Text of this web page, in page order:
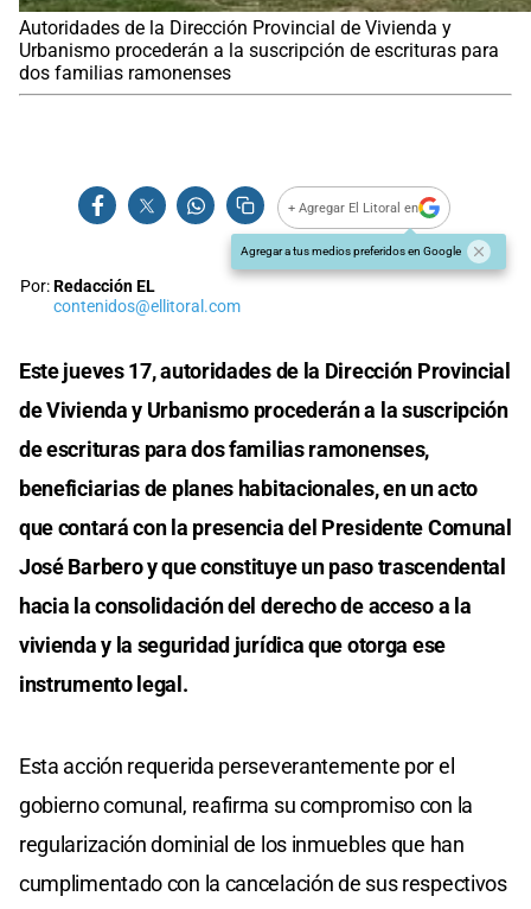
Autoridades de la Dirección Provincial de Vivienda y
Urbanismo procederán a la suscripción de escrituras para
dos familias ramonenses
+ Agregar El Litoral en
Agregar a tus medios preferidos en Google
Por:Redacción EL
contenidos@ellitoral.com
Este jueves 17, autoridades de la Dirección Provincial
de Vivienda y Urbanismo procederán a la suscripción
de escrituras para dos familias ramonenses,
beneficiarias de planes habitacionales, en un acto
que contará con la presencia del Presidente Comunal
José Barbero y que constituye un paso trascendental
hacia la consolidación del derecho de acceso a la
vivienda y la seguridad jurídica que otorga ese
instrumento legal.
Esta acción requerida perseverantemente por el
gobierno comunal, reafirma su compromiso con la
regularización dominial de los inmuebles que han
cumplimentado con la cancelación de sus respectivos